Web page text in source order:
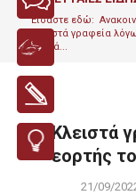
Είσαστε εδώ:
Κλειστά γραφεία
Φωκά...
Κλειστά
εορτής
21/09/